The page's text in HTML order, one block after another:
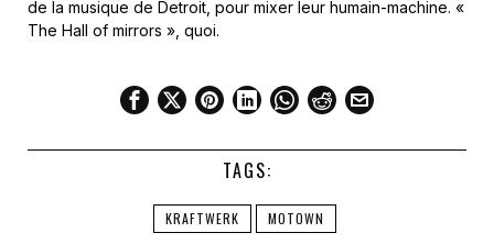
de la musique de Detroit, pour mixer leur humain-machine. «
The Hall of mirrors », quoi.
TAGS:
KRAFTWERK MOTOWN